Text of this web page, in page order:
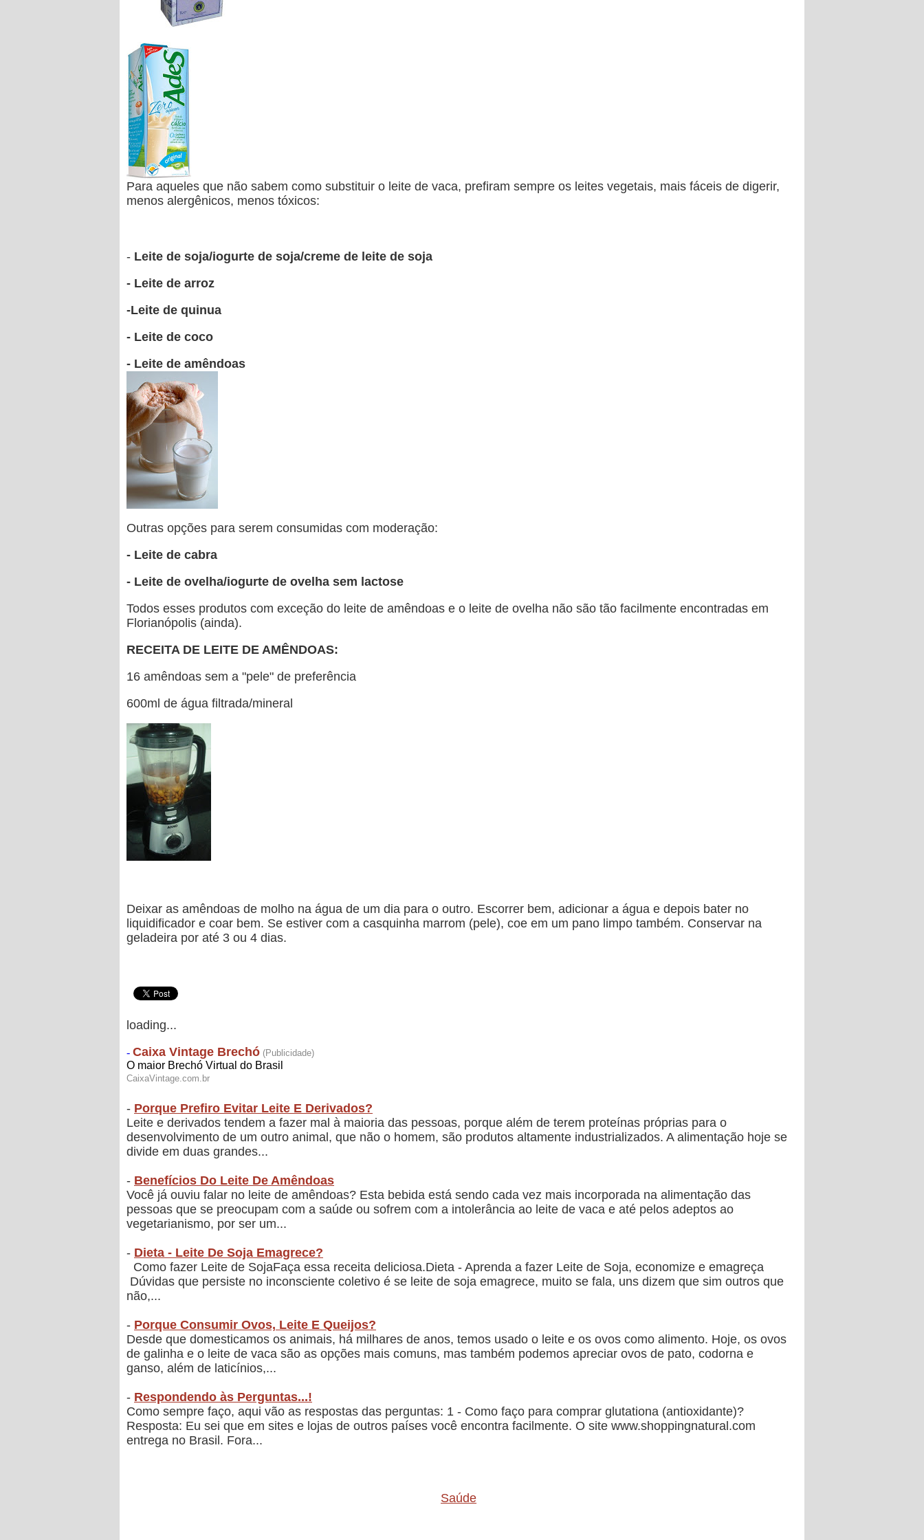
Para aqueles que não sabem como substituir o leite de vaca, prefiram sempre os leites vegetais, mais fáceis de digerir,
menos alergênicos, menos tóxicos:
- Leite de soja/iogurte de soja/creme de leite de soja
- Leite de arroz
-Leite de quinua
- Leite de coco
- Leite de amêndoas
Outras opções para serem consumidas com moderação:
- Leite de cabra
- Leite de ovelha/iogurte de ovelha sem lactose
Todos esses produtos com exceção do leite de amêndoas e o leite de ovelha não são tão facilmente encontradas em
Florianópolis (ainda).
RECEITA DE LEITE DE AMÊNDOAS:
16 amêndoas sem a "pele" de preferência
600ml de água filtrada/mineral
Deixar as amêndoas de molho na água de um dia para o outro. Escorrer bem, adicionar a água e depois bater no
liquidificador e coar bem. Se estiver com a casquinha marrom (pele), coe em um pano limpo também. Conservar na
geladeira por até 3 ou 4 dias.
loading...
- Porque Prefiro Evitar Leite E Derivados?
Leite e derivados tendem a fazer mal à maioria das pessoas, porque além de terem proteínas próprias para o
desenvolvimento de um outro animal, que não o homem, são produtos altamente industrializados. A alimentação hoje se
divide em duas grandes...
- Benefícios Do Leite De Amêndoas
Você já ouviu falar no leite de amêndoas? Esta bebida está sendo cada vez mais incorporada na alimentação das
pessoas que se preocupam com a saúde ou sofrem com a intolerância ao leite de vaca e até pelos adeptos ao
vegetarianismo, por ser um...
- Dieta - Leite De Soja Emagrece?
Como fazer Leite de SojaFaça essa receita deliciosa.Dieta - Aprenda a fazer Leite de Soja, economize e emagreça
Dúvidas que persiste no inconsciente coletivo é se leite de soja emagrece, muito se fala, uns dizem que sim outros que
não,...
- Porque Consumir Ovos, Leite E Queijos?
Desde que domesticamos os animais, há milhares de anos, temos usado o leite e os ovos como alimento. Hoje, os ovos
de galinha e o leite de vaca são as opções mais comuns, mas também podemos apreciar ovos de pato, codorna e
ganso, além de laticínios,...
- Respondendo às Perguntas...!
Como sempre faço, aqui vão as respostas das perguntas: 1 - Como faço para comprar glutationa (antioxidante)?
Resposta: Eu sei que em sites e lojas de outros países você encontra facilmente. O site www.shoppingnatural.com
entrega no Brasil. Fora...
Saúde